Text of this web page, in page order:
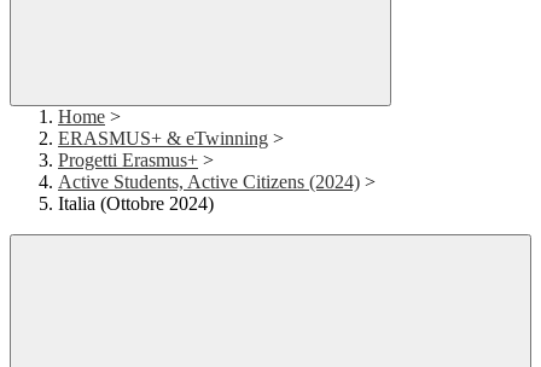
Home >
ERASMUS+ & eTwinning >
Progetti Erasmus+ >
Active Students, Active Citizens (2024) >
Italia (Ottobre 2024)